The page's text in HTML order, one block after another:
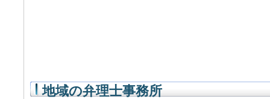
地域の弁理士事務所